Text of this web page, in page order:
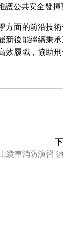
公共安全發揮
方面的前沿技
新後能繼續秉
效履職，協助
纜車消防演習